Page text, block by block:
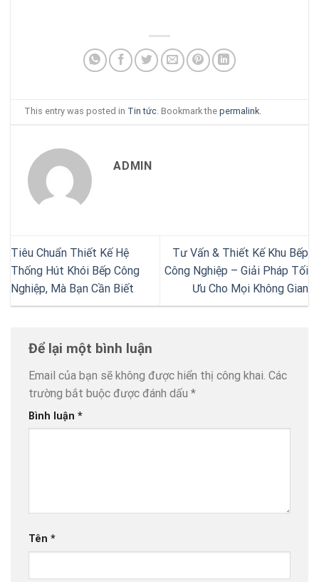
This entry was posted in Tin tức . Bookmark thepermalink
ADMIN
Tiêu Chuẩn Thiết Kế Hệ
Thống Hút Khói Bếp Công
Nghiệp, Mà Bạn Cần Biết
Tư Vấn & Thiết Kế Khu Bếp
Công Nghiệp – Giải Pháp Tối
Ưu Cho Mọi Không Gian
Để lại một bình luận
Email của bạn sẽ không được hiển thị công khai. Các
trường bắt buộc được đánh dấu *
Bình luận *
Tên *